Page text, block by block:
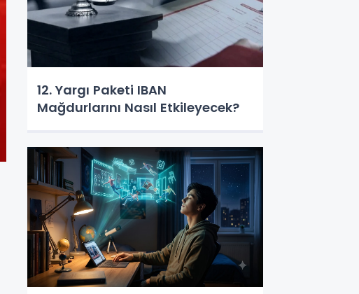
12. Yargı Paketi IBAN
Mağdurlarını Nasıl Etkileyecek?